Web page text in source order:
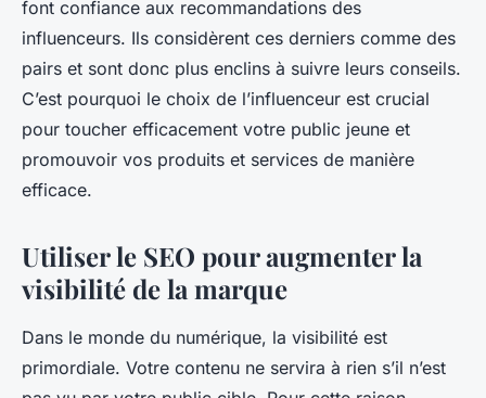
font confiance aux recommandations des
influenceurs. Ils considèrent ces derniers comme des
pairs et sont donc plus enclins à suivre leurs conseils.
C’est pourquoi le choix de l’influenceur est crucial
pour toucher efficacement votre public jeune et
promouvoir vos produits et services de manière
efficace.
Utiliser le SEO pour augmenter la
visibilité de la marque
Dans le monde du numérique, la visibilité est
primordiale. Votre contenu ne servira à rien s’il n’est